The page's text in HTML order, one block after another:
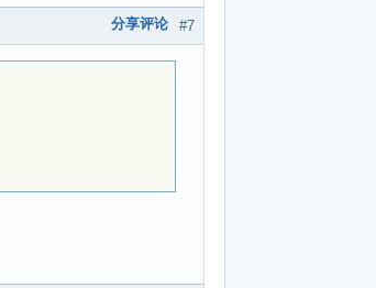
#7
分享评论